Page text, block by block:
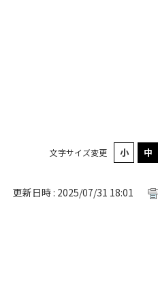
文字サイズ変更
更新日時 : 2025/07/31 18:01